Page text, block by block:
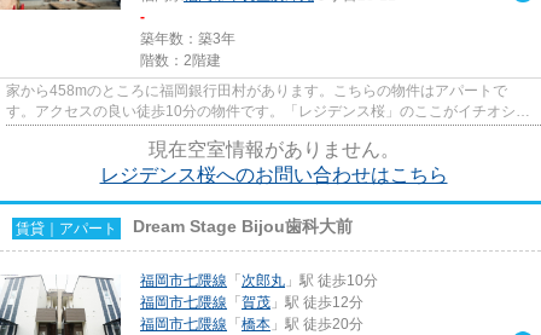
-
築年数：築3年
階数：2階建
家から458mのところに福岡銀行田村があります。こちらの物件はアパートで
す。アクセスの良い徒歩10分の物件です。「レジデンス桜」のここがイチオシ。
現在空室情報がありません。
レジデンス桜へのお問い合わせはこちら
賃貸｜アパート Dream Stage Bijou歯科大前
福岡市七隈線 「 次郎丸 」駅 徒歩10分
福岡市七隈線 「 賀茂 」駅 徒歩12分
福岡市七隈線 「 橋本 」駅 徒歩20分